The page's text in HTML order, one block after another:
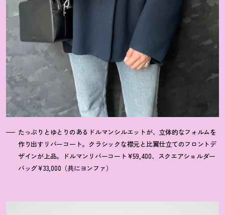
たっぷりとゆとりのあるドルマンシルエットが、立体的なフォルムを
作り出すリバーコート。クラシックな襟元と比翼仕立てのフロントデ
ザインが上品。ドルマンリバーコート¥59,400、スクエアショルダー
バッグ¥33,000（共にヨンファ）